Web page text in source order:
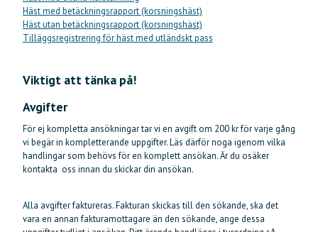
Häst med betäckningsrapport (korsningshäst)
Häst utan betäckningsrapport (korsningshäst)
Tilläggsregistrering för häst med utländskt pass
Viktigt att tänka på!
Avgifter
För ej kompletta ansökningar tar vi en avgift om 200 kr för varje gång
vi begär in kompletterande uppgifter. Läs därför noga igenom vilka
handlingar som behövs för en komplett ansökan. Är du osäker
kontakta oss innan du skickar din ansökan.
Alla avgifter faktureras. Fakturan skickas till den sökande, ska det
vara en annan fakturamottagare än den sökande, ange dessa